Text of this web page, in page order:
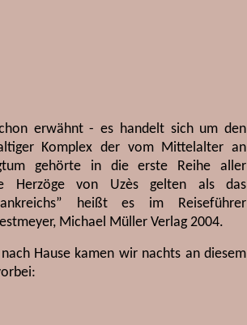
erwähnt - es handelt sich um den
Komplex der vom Mittelalter an
gehörte in die erste Reihe aller
Herzöge von Uzès gelten als das
heißt es im Reiseführer
Michael Müller Verlag 2004.
nach Hause kamen wir nachts an diesem